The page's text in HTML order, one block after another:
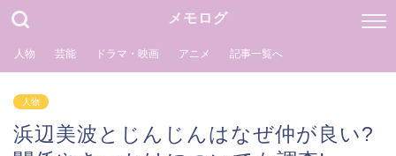
メモログ
人物 芸能 ドラマ・映画 アニメ 記事一覧へ
人物
浜辺美波とじんじんはなぜ仲が良い?